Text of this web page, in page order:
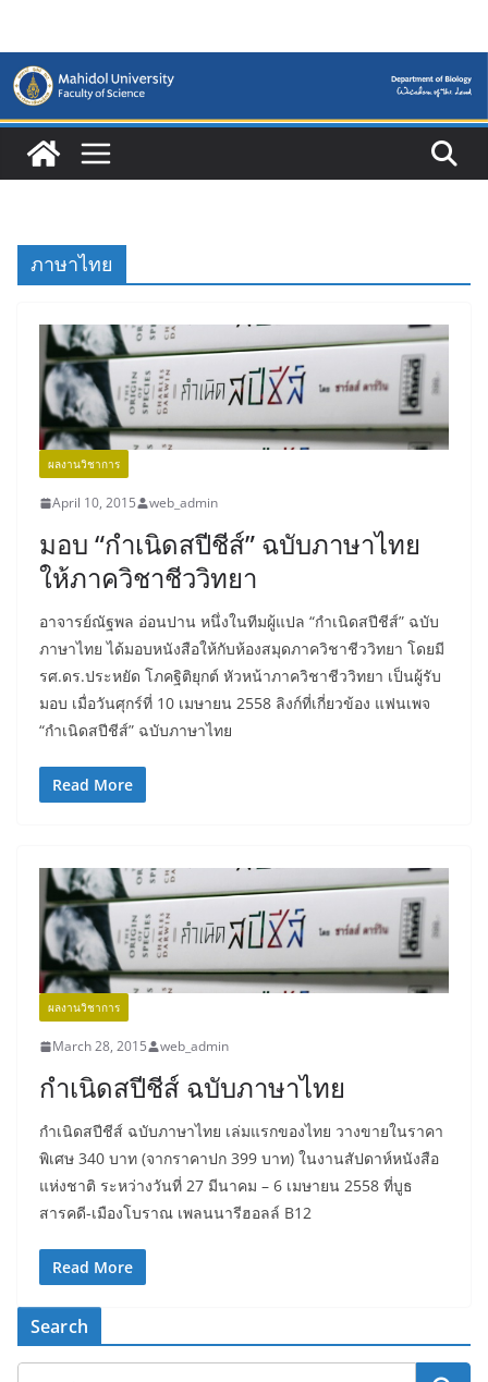
content
ภาษาไทย
ผลงานวิชาการ
April 10, 2015 web_admin
มอบ “กำเนิดสปีชีส์” ฉบับภาษาไทย
ให้ภาควิชาชีววิทยา
อาจารย์ณัฐพล อ่อนปาน หนึ่งในทีมผู้แปล “กำเนิดสปีชีส์” ฉบับ
ภาษาไทย ได้มอบหนังสือให้กับห้องสมุดภาควิชาชีววิทยา โดยมี
รศ.ดร.ประหยัด โภคฐิติยุกต์ หัวหน้าภาควิชาชีววิทยา เป็นผู้รับ
มอบ เมื่อวันศุกร์ที่ 10 เมษายน 2558 ลิงก์ที่เกี่ยวข้อง แฟนเพจ
“กำเนิดสปีชีส์” ฉบับภาษาไทย
Read More
ผลงานวิชาการ
March 28, 2015 web_admin
กำเนิดสปีชีส์ ฉบับภาษาไทย
กำเนิดสปีชีส์ ฉบับภาษาไทย เล่มแรกของไทย วางขายในราคา
พิเศษ 340 บาท (จากราคาปก 399 บาท) ในงานสัปดาห์หนังสือ
แห่งชาติ ระหว่างวันที่ 27 มีนาคม – 6 เมษายน 2558 ที่บูธ
สารคดี-เมืองโบราณ เพลนนารีฮอลล์ B12
Read More
Search